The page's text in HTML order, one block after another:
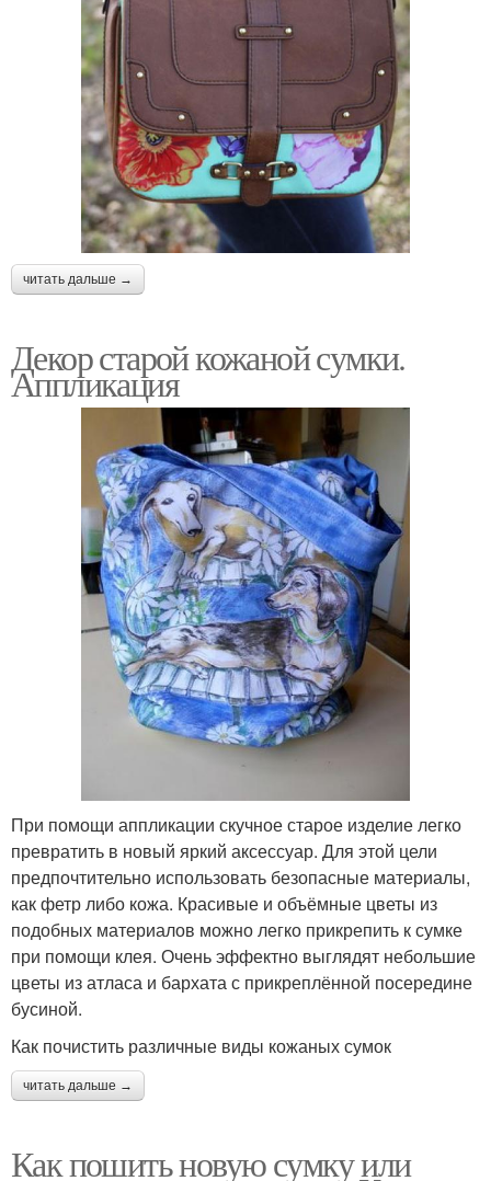
читать дальше →
Декор старой кожаной сумки.
Аппликация
При помощи аппликации скучное старое изделие легко
превратить в новый яркий аксессуар. Для этой цели
предпочтительно использовать безопасные материалы,
как фетр либо кожа. Красивые и объёмные цветы из
подобных материалов можно легко прикрепить к сумке
при помощи клея. Очень эффектно выглядят небольшие
цветы из атласа и бархата с прикреплённой посередине
бусиной.
Как почистить различные виды кожаных сумок
читать дальше →
Как пошить новую сумку или